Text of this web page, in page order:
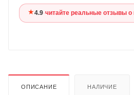
★4.9·читайте реальные отзывы о
ОПИСАНИЕ НАЛИЧИЕ